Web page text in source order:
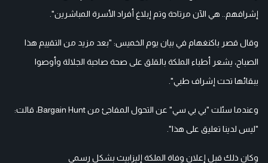
إشرافهم.. هي الآن مرتاحة وتم إبلاغ أفراد الأسرة المباشرين".
وقال قصر باكنغهام في بيان يوم الخميس: "بعد مزيد من التقييم هذا
الصباح، يشعر أطباء الملكة بالقلق على صحة صاحبة الجلالة وأوصوا
ببقائها تحت إشراف طبي".
وعندما سئلت "بي بي سي" عن التحول المفاجئ من Bargain Hunt، قالت:
"ليس لدينا تعليق على هذا".
وكان ذلك قبل إعلان وفاة الملكة إليزابيث بشكل رسمي